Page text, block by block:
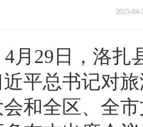
2025-
29日，洛扎县
近平总书记对
会和全区、全